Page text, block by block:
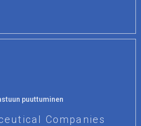
puuttuminen
Companies